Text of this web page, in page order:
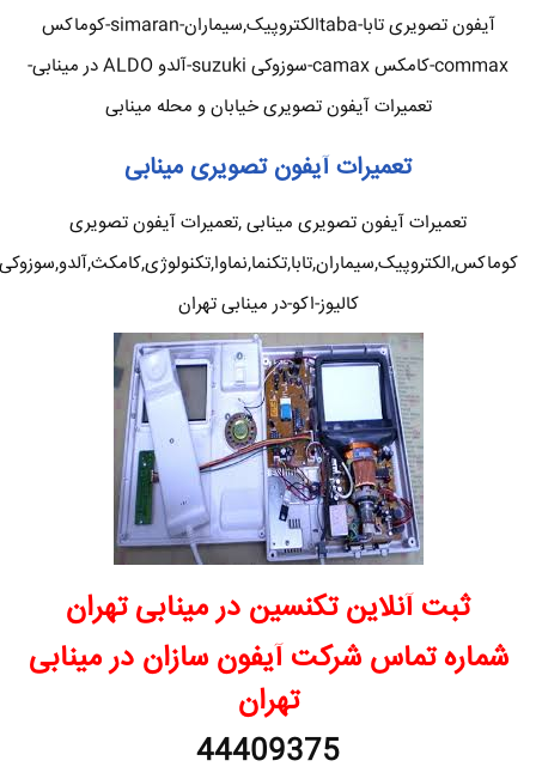
آیفون تصویری تابا-tabaالکتروپیک,سیماران-simaran-کوماکس
commax-کامکس camax-سوزوکی suzuki-آلدو ALDO در مینابی-
تعمیرات آیفون تصویری خیابان و محله مینابی
تعمیرات آیفون تصویری مینابی
تعمیرات آیفون تصویری مینابی ,تعمیرات آیفون تصویری
کوماکس,الکتروپیک,سیماران,تابا,تکنما,نماوا,تکنولوژی,کامکث,آلدو,سوزوکی
کالیوز-اکو-در مینابی تهران
ثبت آنلاین تکنسین در مینابی تهران
شماره تماس شرکت آیفون سازان در مینابی
تهران
44409375